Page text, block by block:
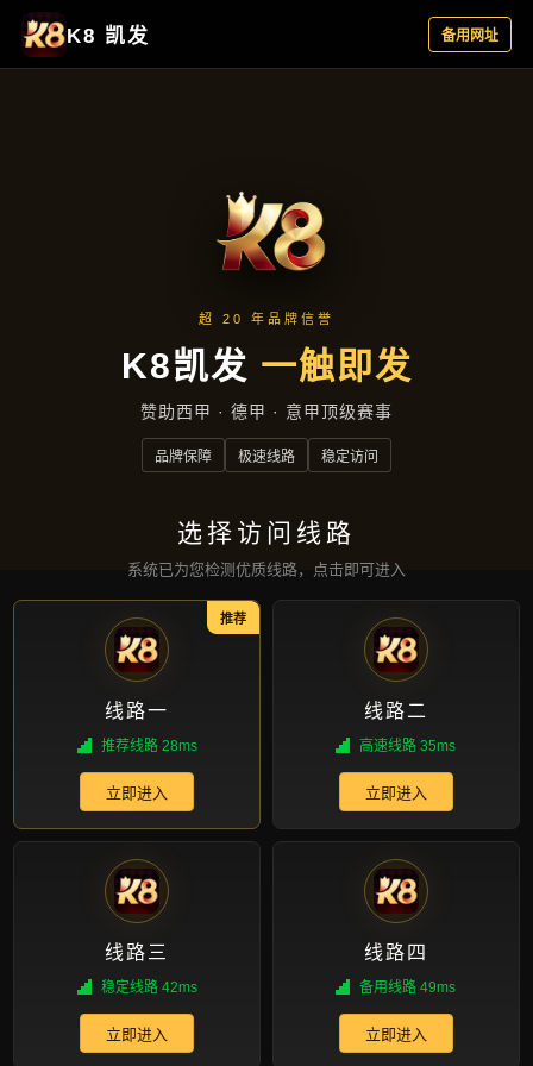
项目实录
首页 项目实录